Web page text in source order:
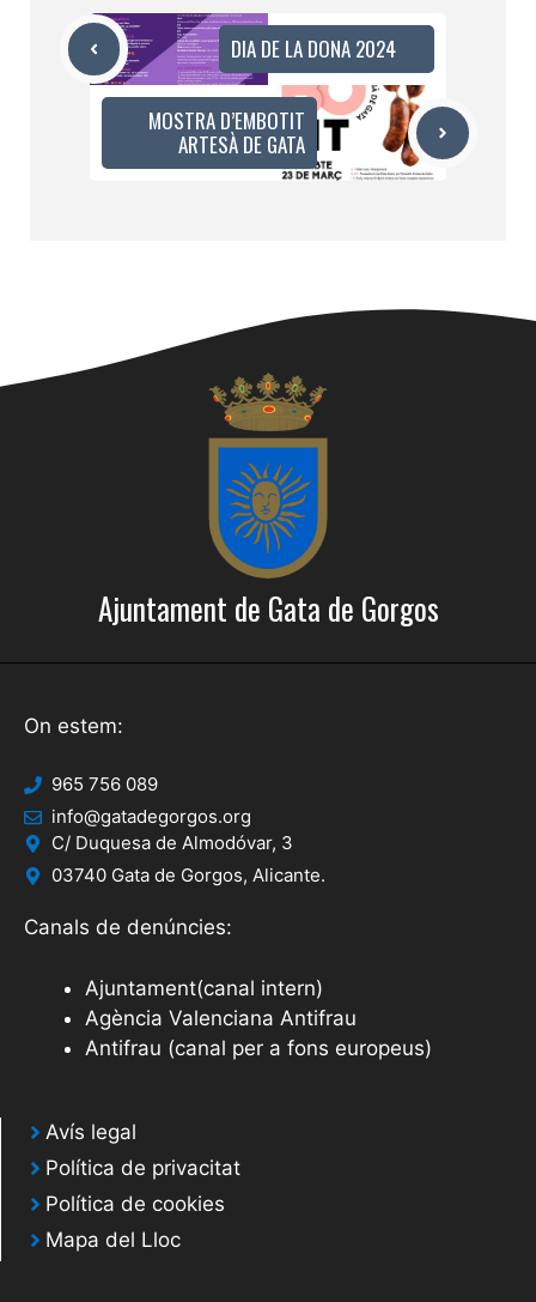
DIA DE LA DONA 2024
MOSTRA D’EMBOTIT
ARTESÀ DE GATA
Ajuntament de Gata de Gorgos
On estem:
965 756 089
info@gatadegorgos.org
C/ Duquesa de Almodóvar, 3
03740 Gata de Gorgos, Alicante.
Canals de denúncies:
Ajuntament(canal intern)
Agència Valenciana Antifrau
Antifrau (canal per a fons europeus)
Avís legal
Política de privacitat
Política de cookies
Mapa del Lloc